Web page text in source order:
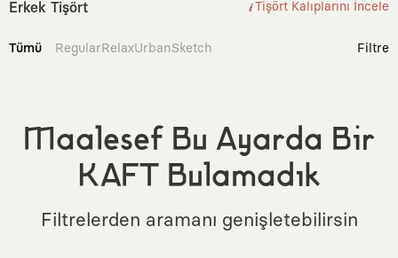
Erkek Tişört Tişört Kalıplarını İncele
Tümü RegularRelaxUrbanSketch Filtre
Maalesef Bu Ayarda Bir
KAFT Bulamadık
Filtrelerden aramanı genişletebilirsin